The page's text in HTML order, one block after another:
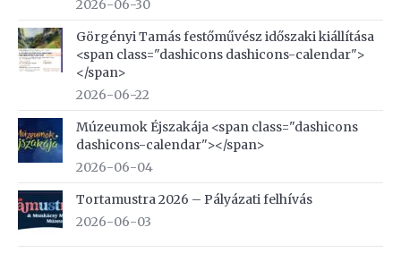
2026-06-30
Görgényi Tamás festőművész időszaki kiállítása
<span class="dashicons dashicons-calendar">
</span>
2026-06-22
Múzeumok Éjszakája <span class="dashicons
dashicons-calendar"></span>
2026-06-04
Tortamustra 2026 – Pályázati felhívás
2026-06-03